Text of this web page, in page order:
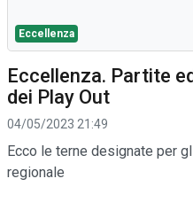
Eccellenza
Eccellenza. Partite
dei Play Out
04/05/2023 21:49
Ecco le terne designate per
regionale